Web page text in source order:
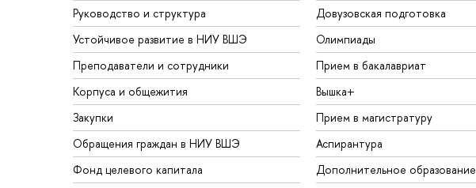
Руководство и структура
Устойчивое развитие в НИУ ВШЭ
Преподаватели и сотрудники
Корпуса и общежития
Закупки
Обращения граждан в НИУ ВШЭ
Фонд целевого капитала
Довузовская подготовка
Олимпиады
Прием в бакалавриат
Вышка+
Прием в магистратуру
Аспирантура
Дополнительное образование